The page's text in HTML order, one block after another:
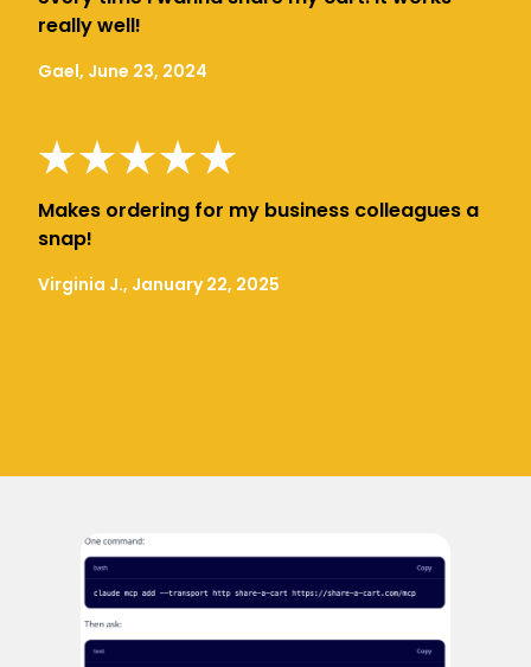
really well!
Gael, June 23, 2024
Makes ordering for my business colleagues a
snap!
Virginia J., January 22, 2025